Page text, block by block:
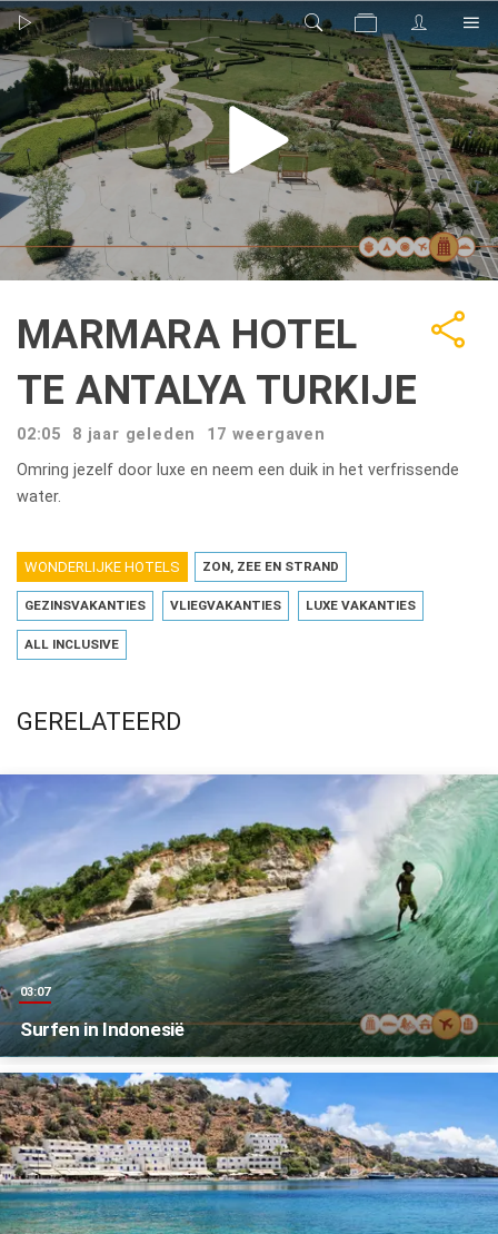
MARMARA HOTEL
TE ANTALYA TURKIJE
02:05 8 jaar geleden 17 weergaven
Omring jezelf door luxe en neem een duik in het verfrissende
water.
WONDERLIJKE HOTELS ZON, ZEE EN STRAND
GEZINSVAKANTIES VLIEGVAKANTIES LUXE VAKANTIES
ALL INCLUSIVE
GERELATEERD
Surfen in Indonesië
03:07